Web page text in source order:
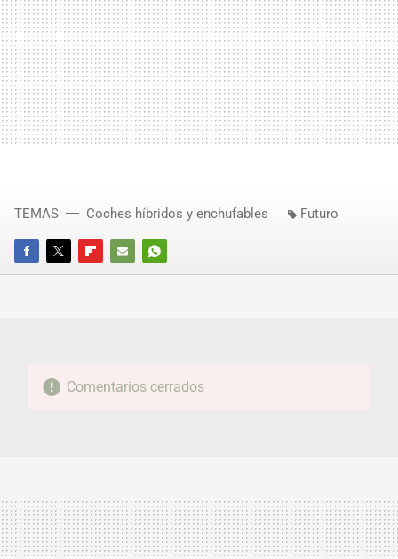
FACEBOOKTWITTERFLIPBOARD
E-
WHATSAPP
TEMAS Coches híbridos y enchufables Futuro
Comentarios cerrados